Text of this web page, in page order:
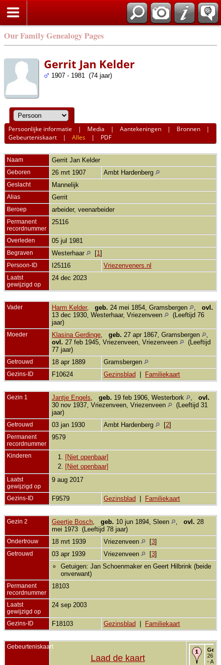
Our Family Genealogy Pages
Gerrit Jan Kelder
1907 - 1981 (74 jaar)
Persoonlijke informatie | Media |Aantekeningen | Bronnen |
Gebeurteniskaart |Alles | PDF
Naam Gerrit Jan Kelder
Geboren 26 mrt 1907 Ambt Hardenberg
Geslacht Mannelijk
Alias Gerrit
Beroep arbeider, veenarbeider
Permanent
recordnummer
25116
Overleden 05 jul 1981
Begraven Westerhaar [1 ]
Persoon-ID I25116 Vriezenveners.nl
Laatst
gewijzigd op
24 dec 2023
Vader Harm Kelder, geb. 24 mei 1854, Gramsbergen
ovl.
13 dec 1930, Westerhaar, Vriezenveen
(Leeftijd 76
jaar)
Moeder Klasina Gerdinge geb. 27 apr 1867, Gramsbergen
ovl. 27 feb 1945, Vriezenveen, Vriezenveen
(Leeftijd
77 jaar)
Getrouwd 18 apr 1889 Gramsbergen
Gezins-ID F10624 Gezinsblad Familiekaart
Gezin 1 Jantje Engels geb. 19 feb 1906, Westerbork
ovl.
30 nov 1937, Vriezenveen, Vriezenveen
(Leeftijd 31
jaar)
Getrouwd 03 jan 1930 Ambt Hardenberg [2]
Permanent
recordnummer
9579
Kinderen 1.
[Niet openbaar]
2.
[Niet openbaar]
Laatst
gewijzigd op
9 aug 2017
Gezins-ID F9579 Gezinsblad Familiekaart
Gezin 2 Geertje Bosch geb. 10 jun 1894, Sleen ovl. 28
mei 1973 (Leeftijd 78 jaar)
Ondertrouw 18 mrt 1939 Vriezenveen [3]
Getrouwd 03 apr 1939 Vriezenveen [3]
Getuigen: Jan Schoenmaker en Geert Hilbrink (beide
onverwant)
Permanent
recordnummer
18103
Laatst
gewijzigd op
24 sep 2003
Gezins-ID F18103 Gezinsblad Familiekaart
Gebeurteniskaart
Laad de kaart
26
-